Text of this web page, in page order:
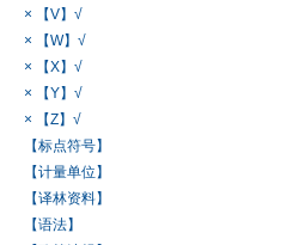
× 【V】√
× 【W】√
× 【X】√
× 【Y】√
× 【Z】√
【标点符号】
【计量单位】
【译林资料】
【语法】